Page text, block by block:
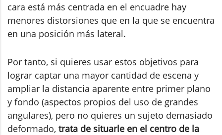
cara está más centrada en el encuadre hay
menores distorsiones que en la que se encuentra
en una posición más lateral.
Por tanto, si quieres usar estos objetivos para
lograr captar una mayor cantidad de escena y
ampliar la distancia aparente entre primer plano
y fondo (aspectos propios del uso de grandes
angulares), pero no quieres un sujeto demasiado
deformado, trata de situarle en el centro de la